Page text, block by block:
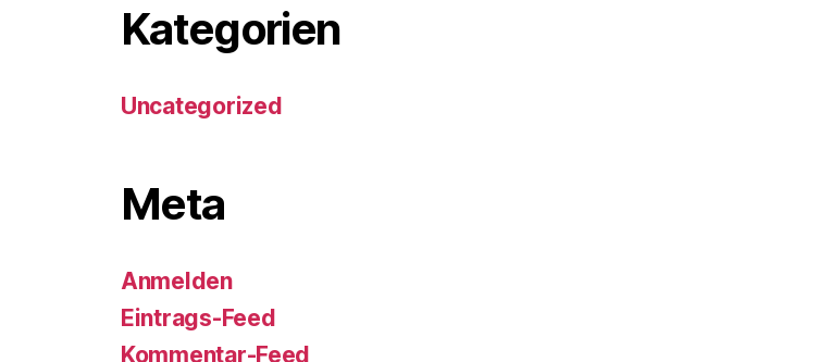
Kategorien
Uncategorized
Meta
Anmelden
Eintrags-Feed
Kommentar-Feed